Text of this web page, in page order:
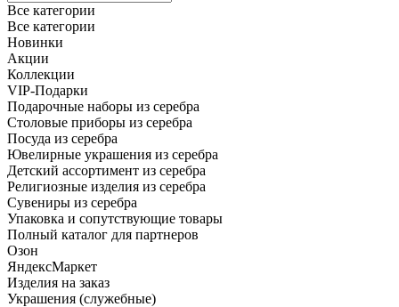
Все категории
Все категории
Новинки
Акции
Коллекции
VIP-Подарки
Подарочные наборы из серебра
Столовые приборы из серебра
Посуда из серебра
Ювелирные украшения из серебра
Детский ассортимент из серебра
Религиозные изделия из серебра
Сувениры из серебра
Упаковка и сопутствующие товары
Полный каталог для партнеров
Озон
ЯндексМаркет
Изделия на заказ
Украшения (служебные)